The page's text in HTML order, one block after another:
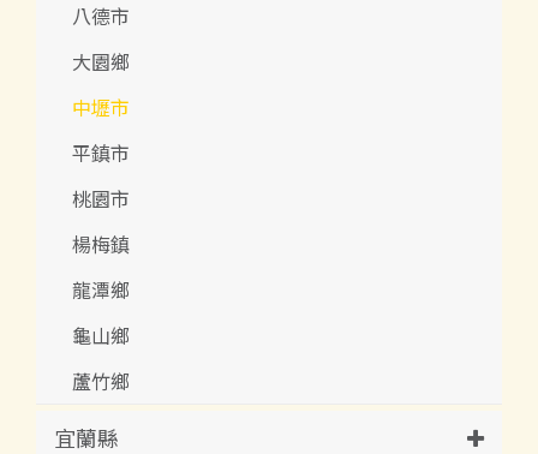
八德市
大園鄉
中壢市
平鎮市
桃園市
楊梅鎮
龍潭鄉
龜山鄉
蘆竹鄉
宜蘭縣